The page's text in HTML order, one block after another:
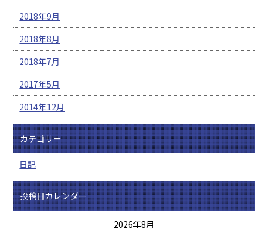
2018年9月
2018年8月
2018年7月
2017年5月
2014年12月
カテゴリー
日記
投稿日カレンダー
2026年8月